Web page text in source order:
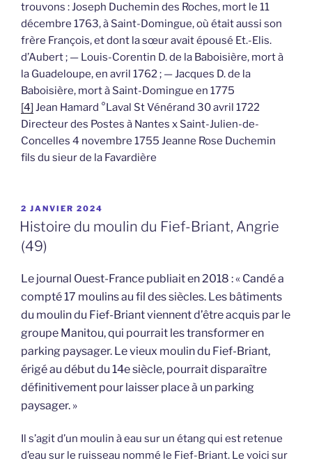
trouvons : Joseph Duchemin des Roches, mort le 11
décembre 1763, à Saint-Domingue, où était aussi son
frère François, et dont la sœur avait épousé Et.-Elis.
d’Aubert ; — Louis-Corentin D. de la Baboisière, mort à
la Guadeloupe, en avril 1762 ; — Jacques D. de la
Baboisière, mort à Saint-Domingue en 1775
[4] Jean Hamard °Laval St Vénérand 30 avril 1722
Directeur des Postes à Nantes x Saint-Julien-de-
Concelles 4 novembre 1755 Jeanne Rose Duchemin
fils du sieur de la Favardière
PUBLIÉ
LE
2 JANVIER 2024
Histoire du moulin du Fief-Briant, Angrie
(49)
Le journal Ouest-France publiait en 2018 : « Candé a
compté 17 moulins au fil des siècles. Les bâtiments
du moulin du Fief-Briant viennent d’être acquis par le
groupe Manitou, qui pourrait les transformer en
parking paysager. Le vieux moulin du Fief-Briant,
érigé au début du 14e siècle, pourrait disparaître
définitivement pour laisser place à un parking
paysager. »
Il s’agit d’un moulin à eau sur un étang qui est retenue
d’eau sur le ruisseau nommé le Fief-Briant. Le voici sur